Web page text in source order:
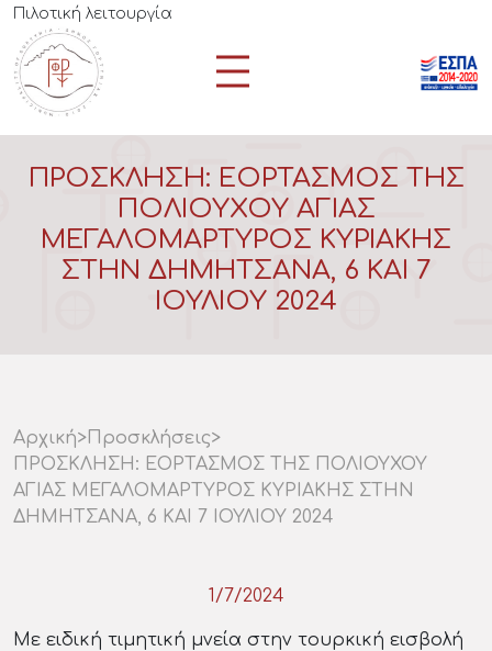
Πιλοτική λειτουργία
ΠΡΟΣΚΛΗΣΗ: ΕΟΡΤΑΣΜΟΣ ΤΗΣ
ΠΟΛΙΟΥΧΟΥ ΑΓΙΑΣ
ΜΕΓΑΛΟΜΑΡΤΥΡΟΣ ΚΥΡΙΑΚΗΣ
ΣΤΗΝ ΔΗΜΗΤΣΑΝΑ, 6 ΚΑΙ 7
ΙΟΥΛΙΟΥ 2024
Αρχική>Προσκλήσεις>
ΠΡΟΣΚΛΗΣΗ: ΕΟΡΤΑΣΜΟΣ ΤΗΣ ΠΟΛΙΟΥΧΟΥ
ΑΓΙΑΣ ΜΕΓΑΛΟΜΑΡΤΥΡΟΣ ΚΥΡΙΑΚΗΣ ΣΤΗΝ
ΔΗΜΗΤΣΑΝΑ, 6 ΚΑΙ 7 ΙΟΥΛΙΟΥ 2024
1/7/2024
Με ειδική τιμητική μνεία στην τουρκική εισβολή